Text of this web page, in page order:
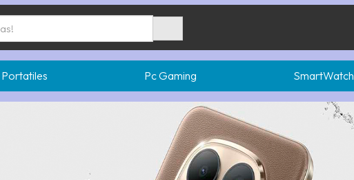
Portatiles Pc Gaming SmartWatch